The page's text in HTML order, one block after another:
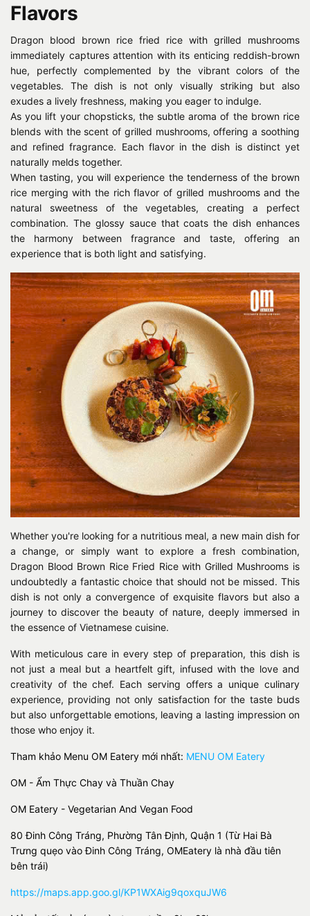
Flavors
Dragon blood brown rice fried rice with grilled mushrooms
immediately captures attention with its enticing reddish-brown
hue, perfectly complemented by the vibrant colors of the
vegetables. The dish is not only visually striking but also
exudes a lively freshness, making you eager to indulge.
As you lift your chopsticks, the subtle aroma of the brown rice
blends with the scent of grilled mushrooms, offering a soothing
and refined fragrance. Each flavor in the dish is distinct yet
naturally melds together.
When tasting, you will experience the tenderness of the brown
rice merging with the rich flavor of grilled mushrooms and the
natural sweetness of the vegetables, creating a perfect
combination. The glossy sauce that coats the dish enhances
the harmony between fragrance and taste, offering an
experience that is both light and satisfying.
Whether you're looking for a nutritious meal, a new main dish for
a change, or simply want to explore a fresh combination,
Dragon Blood Brown Rice Fried Rice with Grilled Mushrooms is
undoubtedly a fantastic choice that should not be missed. This
dish is not only a convergence of exquisite flavors but also a
journey to discover the beauty of nature, deeply immersed in
the essence of Vietnamese cuisine.
With meticulous care in every step of preparation, this dish is
not just a meal but a heartfelt gift, infused with the love and
creativity of the chef. Each serving offers a unique culinary
experience, providing not only satisfaction for the taste buds
but also unforgettable emotions, leaving a lasting impression on
those who enjoy it.
Tham khảo Menu OM Eatery mới nhất: MENU OM Eatery
OM - Ẩm Thực Chay và Thuần Chay
OM Eatery - Vegetarian And Vegan Food
80 Đinh Công Tráng, Phường Tân Định, Quận 1 (Từ Hai Bà
Trưng quẹo vào Đinh Công Tráng, OMEatery là nhà đầu tiên
bên trái)
https://maps.app.goo.gl/KP1WXAig9qoxquJW6